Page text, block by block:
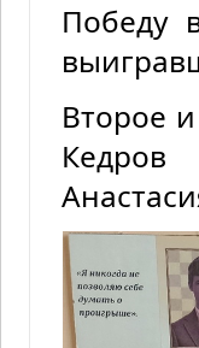
Победу
Второе